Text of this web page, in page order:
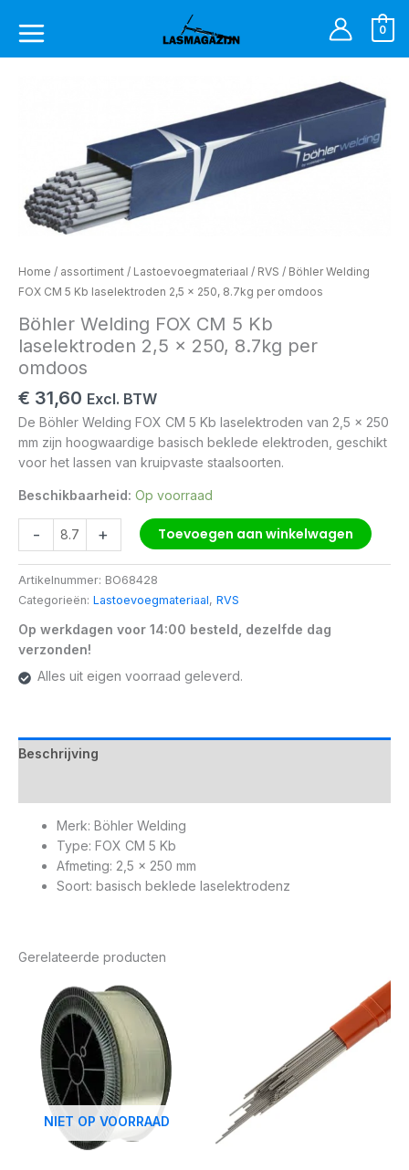
naar
0
Home / assortiment / Lastoevoegmateriaal / RVS / Böhler Welding
FOX CM 5 Kb laselektroden 2,5 x 250, 8.7kg per omdoos
Böhler Welding FOX CM 5 Kb
laselektroden 2,5 x 250, 8.7kg per
omdoos
€ 31,60 Excl. BTW
De Böhler Welding FOX CM 5 Kb laselektroden van 2,5 x 250
mm zijn hoogwaardige basisch beklede elektroden, geschikt
voor het lassen van kruipvaste staalsoorten.
Beschikbaarheid: Op voorraad
-
Kb
laselektroden
2,5
250,
8.7kg
omdoos
aantal
+ Toevoegen aan winkelwagen
Artikelnummer: BO68428
Categorieën: Lastoevoegmateriaal, RVS
Op werkdagen voor 14:00 besteld, dezelfde dag
verzonden!
Alles uit eigen voorraad geleverd.
Beschrijving
Merk: Böhler Welding
Type: FOX CM 5 Kb
Afmeting: 2,5 x 250 mm
Soort: basisch beklede laselektrodenz
Gerelateerde producten
NIET OP VOORRAAD
Prijsklasse:
€ 90,10